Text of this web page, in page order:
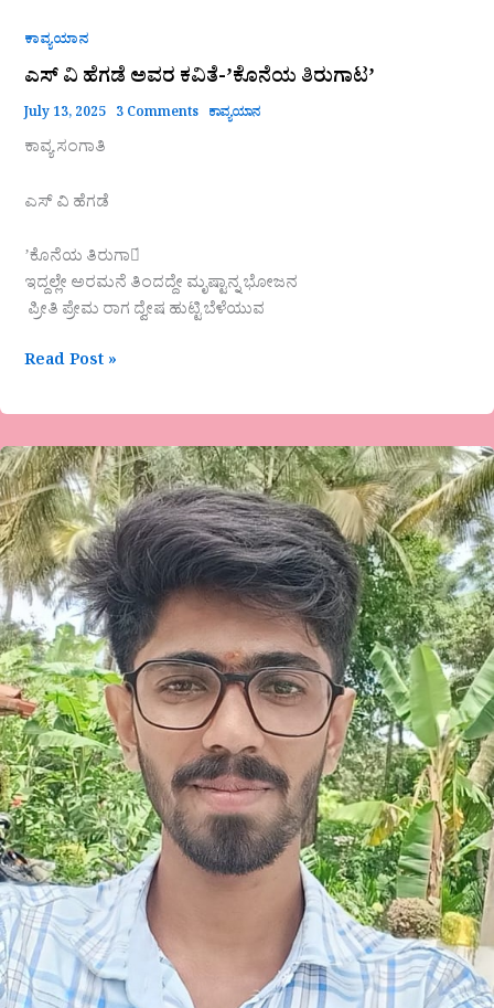
ಕಾವ್ಯಯಾನ
ಎಸ್ ವಿ ಹೆಗಡೆ ಅವರ ಕವಿತೆ-ʼಕೊನೆಯ ತಿರುಗಾಟʼ
July 13, 2025 3 Comments ಕಾವ್ಯಯಾನ
ಕಾವ್ಯ ಸಂಗಾತಿ
ಎಸ್ ವಿ ಹೆಗಡೆ
ʼಕೊನೆಯ ತಿರುಗಾಟ́
ಇದ್ದಲ್ಲೇ ಅರಮನೆ ತಿಂದದ್ದೇ ಮೃಷ್ಟಾನ್ನ ಭೋಜನ
ಪ್ರೀತಿ ಪ್ರೇಮ ರಾಗ ದ್ವೇಷ ಹುಟ್ಟಿ ಬೆಳೆಯುವ
Read Post »
ʼಭರವಸೆಯೇ
ಬದುಕಿನ
ಶಕ್ತಿʼ
ಪೃಥ್ವಿರಾಜ್
ಟಿ
ಬಿ